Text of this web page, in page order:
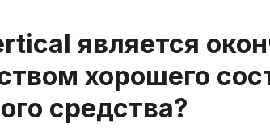
является
хорошего
средства?